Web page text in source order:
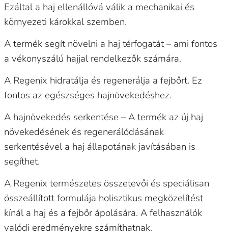
Ezáltal a haj ellenállóvá válik a mechanikai és
környezeti károkkal szemben.
A termék segít növelni a haj térfogatát – ami fontos
a vékonyszálú hajjal rendelkezők számára.
A Regenix hidratálja és regenerálja a fejbőrt. Ez
fontos az egészséges hajnövekedéshez.
A hajnövekedés serkentése – A termék az új haj
növekedésének és regenerálódásának
serkentésével a haj állapotának javításában is
segíthet.
A Regenix természetes összetevői és speciálisan
összeállított formulája holisztikus megközelítést
kínál a haj és a fejbőr ápolására. A felhasználók
valódi eredményekre számíthatnak.